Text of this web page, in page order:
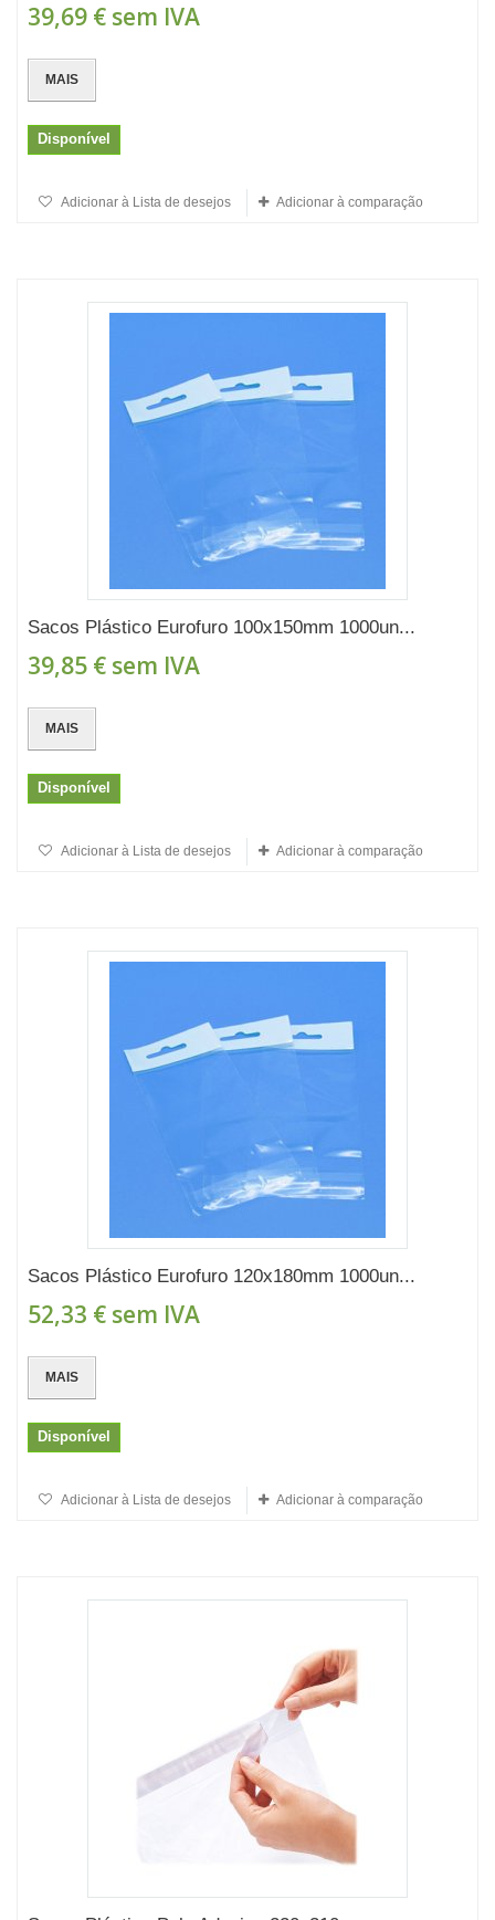
39,69 € sem IVA
MAIS
Disponível
Adicionar à Lista de desejos Adicionar à comparação
Sacos Plástico Eurofuro 100x150mm 1000un...
39,85 € sem IVA
MAIS
Disponível
Adicionar à Lista de desejos Adicionar à comparação
Sacos Plástico Eurofuro 120x180mm 1000un...
52,33 € sem IVA
MAIS
Disponível
Adicionar à Lista de desejos Adicionar à comparação